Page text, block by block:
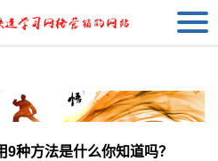
9种方法是什么你知道吗？